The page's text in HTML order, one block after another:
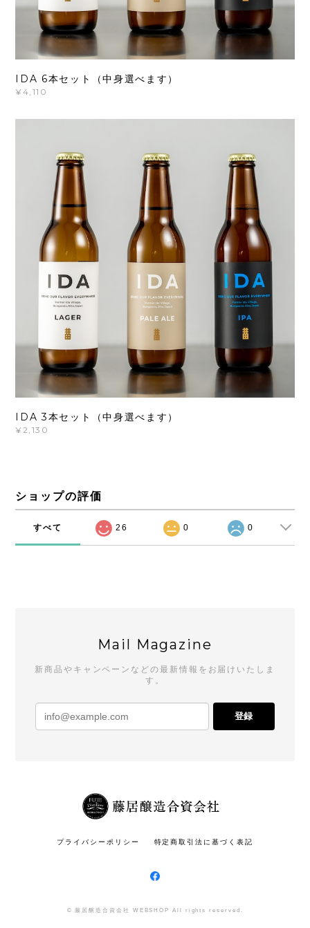
IDA 6本セット（中身選べます）
¥4,110
IDA 3本セット（中身選べます）
¥2,130
ショップの評価
すべて 26 0 0
Mail Magazine
新商品やキャンペーンなどの最新情報をお届けいたしま
す。
登録
プライバシーポリシー 特定商取引法に基づく表記
© 藤居醸造合資会社 WEBSHOP All rights reserved.